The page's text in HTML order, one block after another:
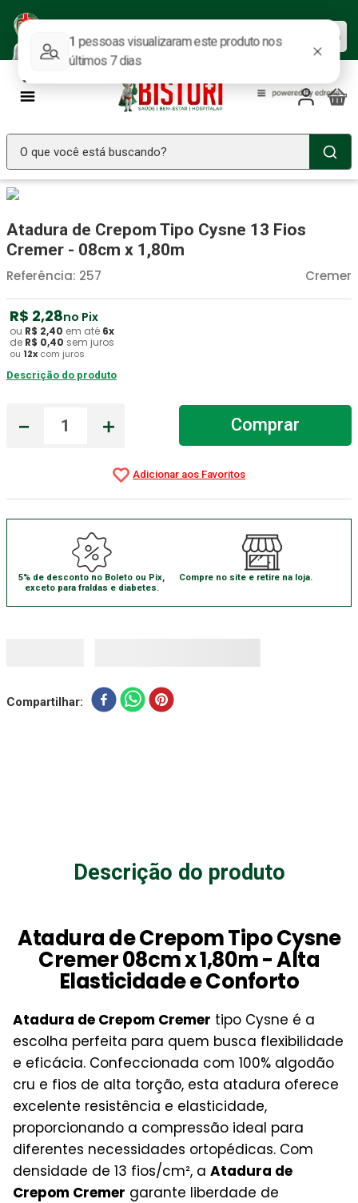
ofertas.
Baixar agora
O que você está buscando?
Atadura de Crepom Tipo Cysne 13 Fios
Cremer - 08cm x 1,80m
Cremer
Referência: 257
R$ 2,28no Pix
ou R$ 2,40 em até 6x
de R$ 0,40 sem juros
ou 12x com juros
Descrição do produto
＋
－ Comprar
5% de desconto no Boleto ou Pix,
exceto para fraldas e diabetes.
Compre no site e retire na loja.
Compartilhar
Descrição do produto
Atadura de Crepom Tipo Cysne
Cremer 08cm x 1,80m - Alta
Elasticidade e Conforto
Atadura de Crepom Cremer tipo Cysne é a
escolha perfeita para quem busca flexibilidade
e eficácia. Confeccionada com 100% algodão
cru e fios de alta torção, esta atadura oferece
excelente resistência e elasticidade,
proporcionando a compressão ideal para
diferentes necessidades ortopédicas. Com
densidade de 13 fios/cm², a Atadura de
Crepom Cremer garante liberdade de
2º Fralda Geriatrica
3º Luva Latex
4º Estetoscopio Littmann
5 º Aparelho Pressão
6º Littmann
7º Absorvente Geriatrico